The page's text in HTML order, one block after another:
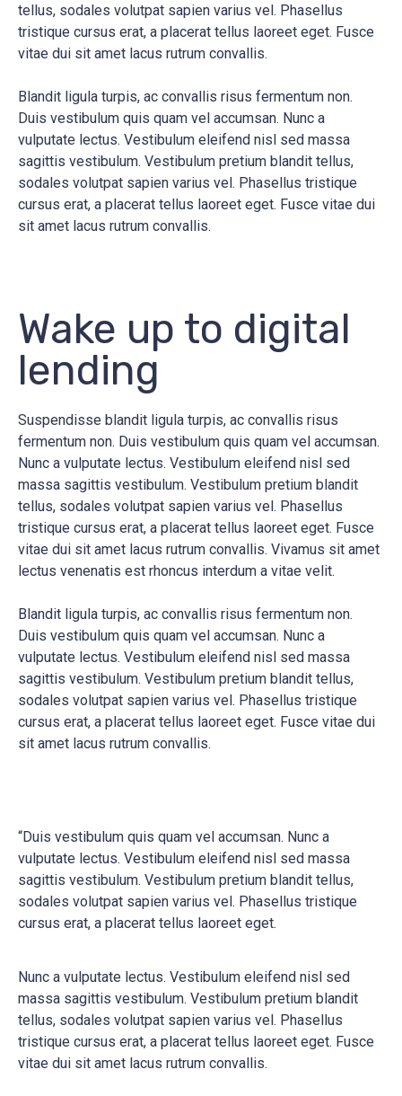
tellus, sodales volutpat sapien varius vel. Phasellus
tristique cursus erat, a placerat tellus laoreet eget. Fusce
vitae dui sit amet lacus rutrum convallis.
Blandit ligula turpis, ac convallis risus fermentum non.
Duis vestibulum quis quam vel accumsan. Nunc a
vulputate lectus. Vestibulum eleifend nisl sed massa
sagittis vestibulum. Vestibulum pretium blandit tellus,
sodales volutpat sapien varius vel. Phasellus tristique
cursus erat, a placerat tellus laoreet eget. Fusce vitae dui
sit amet lacus rutrum convallis.
Wake up to digital
lending
Suspendisse blandit ligula turpis, ac convallis risus
fermentum non. Duis vestibulum quis quam vel accumsan.
Nunc a vulputate lectus. Vestibulum eleifend nisl sed
massa sagittis vestibulum. Vestibulum pretium blandit
tellus, sodales volutpat sapien varius vel. Phasellus
tristique cursus erat, a placerat tellus laoreet eget. Fusce
vitae dui sit amet lacus rutrum convallis. Vivamus sit amet
lectus venenatis est rhoncus interdum a vitae velit.
Blandit ligula turpis, ac convallis risus fermentum non.
Duis vestibulum quis quam vel accumsan. Nunc a
vulputate lectus. Vestibulum eleifend nisl sed massa
sagittis vestibulum. Vestibulum pretium blandit tellus,
sodales volutpat sapien varius vel. Phasellus tristique
cursus erat, a placerat tellus laoreet eget. Fusce vitae dui
sit amet lacus rutrum convallis.
“Duis vestibulum quis quam vel accumsan. Nunc a
vulputate lectus. Vestibulum eleifend nisl sed massa
sagittis vestibulum. Vestibulum pretium blandit tellus,
sodales volutpat sapien varius vel. Phasellus tristique
cursus erat, a placerat tellus laoreet eget.
Nunc a vulputate lectus. Vestibulum eleifend nisl sed
massa sagittis vestibulum. Vestibulum pretium blandit
tellus, sodales volutpat sapien varius vel. Phasellus
tristique cursus erat, a placerat tellus laoreet eget. Fusce
vitae dui sit amet lacus rutrum convallis.